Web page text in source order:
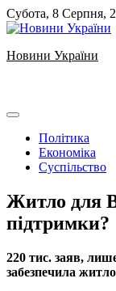
Skip
to
Субота, 8 Серпня,
Новини України
Політика
Економіка
Суспільство
Житло для
підтримки?
220 тис. заяв,
забезпечила